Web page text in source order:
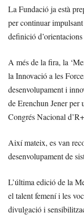
La Fundació ja està
per continuar
definició
A més de la fira, la
la Innovació a les
desenvolupament i
de Erenchun Jener
Congrés Nacional
Així mateix, es van
desenvolupament de
L’última edició de la
el talent femení i les
divulgació i